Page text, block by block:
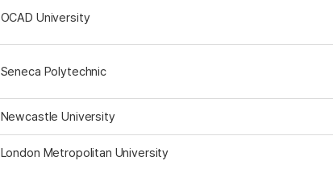
OCAD University
Seneca Polytechnic
Newcastle University
London Metropolitan University